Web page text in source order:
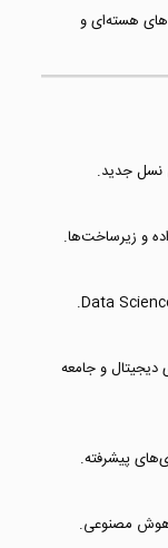
هسته‌ای و
نسل جدید.
و زیرساخت‌ها.
و جامعه
پیشرفته.
و هوش مصنوعی.